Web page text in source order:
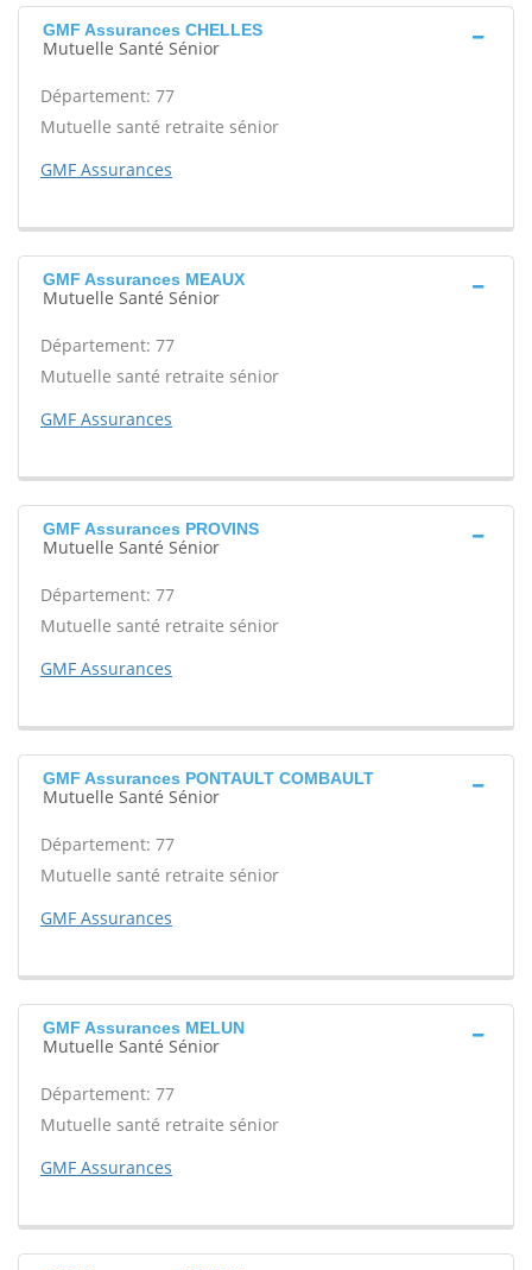
GMF Assurances CHELLES
Mutuelle Santé Sénior
Département: 77
Mutuelle santé retraite sénior
GMF Assurances
GMF Assurances MEAUX
Mutuelle Santé Sénior
Département: 77
Mutuelle santé retraite sénior
GMF Assurances
GMF Assurances PROVINS
Mutuelle Santé Sénior
Département: 77
Mutuelle santé retraite sénior
GMF Assurances
GMF Assurances PONTAULT COMBAULT
Mutuelle Santé Sénior
Département: 77
Mutuelle santé retraite sénior
GMF Assurances
GMF Assurances MELUN
Mutuelle Santé Sénior
Département: 77
Mutuelle santé retraite sénior
GMF Assurances